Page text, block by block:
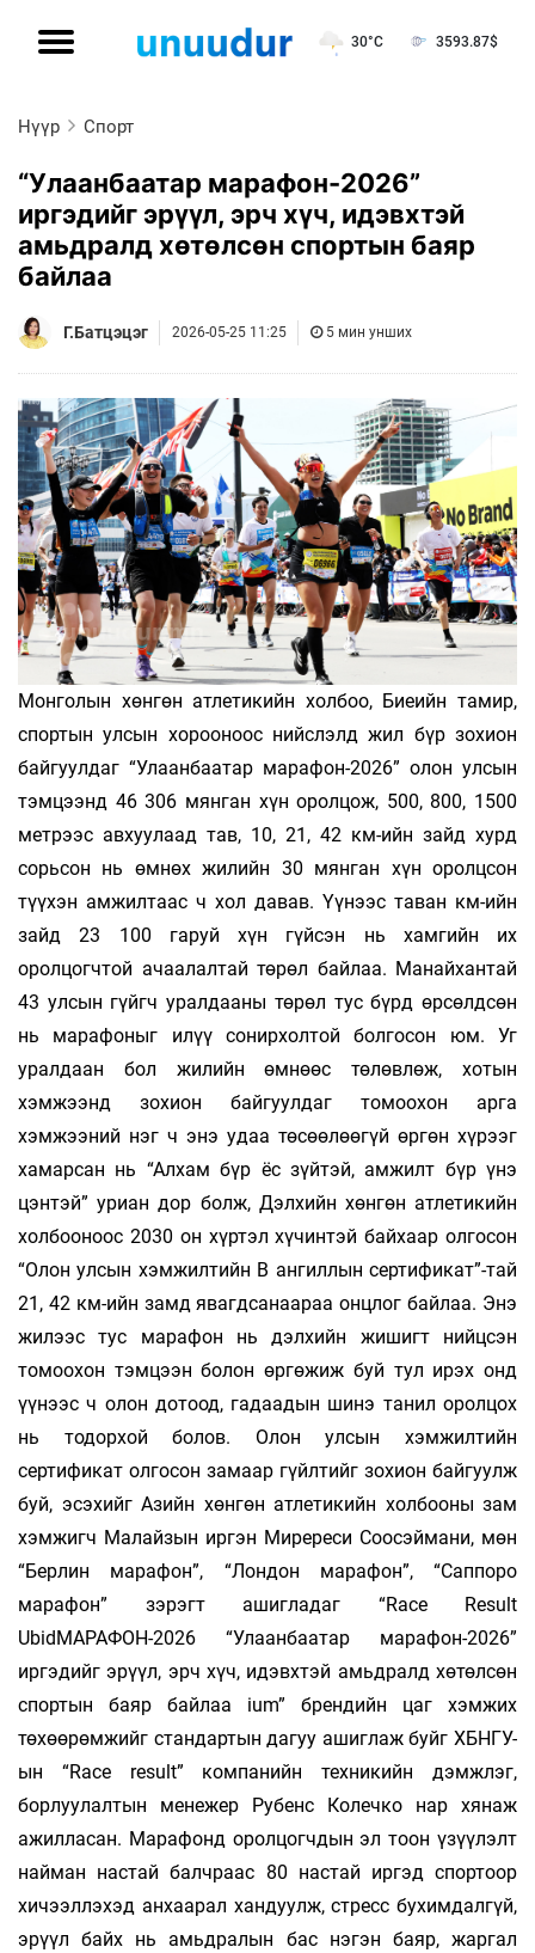
30°C 3593.87$
Нүүр Спорт
“Улаанбаатар марафон-2026”
иргэдийг эрүүл, эрч хүч, идэвхтэй
амьдралд хөтөлсөн спортын баяр
байлаа
Г.Батцэцэг 2026-05-25 11:25 5 мин унших
Монголын хөнгөн атлетикийн холбоо, Биеийн тамир,
спортын улсын хорооноос нийслэлд жил бүр зохион
байгуулдаг “Улаанбаатар марафон-2026” олон улсын
тэмцээнд 46 306 мянган хүн оролцож, 500, 800, 1500
метрээс авхуулаад тав, 10, 21, 42 км-ийн зайд хурд
сорьсон нь өмнөх жилийн 30 мянган хүн оролцсон
түүхэн амжилтаас ч хол давав. Үүнээс таван км-ийн
зайд 23 100 гаруй хүн гүйсэн нь хамгийн их
оролцогчтой ачаалалтай төрөл байлаа. Манайхантай
43 улсын гүйгч уралдааны төрөл тус бүрд өрсөлдсөн
нь марафоныг илүү сонирхолтой болгосон юм. Уг
уралдаан бол жилийн өмнөөс төлөвлөж, хотын
хэмжээнд зохион байгуулдаг томоохон арга
хэмжээний нэг ч энэ удаа төсөөлөөгүй өргөн хүрээг
хамарсан нь “Алхам бүр ёс зүйтэй, амжилт бүр үнэ
цэнтэй” уриан дор болж, Дэлхийн хөнгөн атлетикийн
холбооноос 2030 он хүртэл хүчинтэй байхаар олгосон
“Олон улсын хэмжилтийн В ангиллын сертификат”-тай
21, 42 км-ийн замд явагдсанаараа онцлог байлаа. Энэ
жилээс тус марафон нь дэлхийн жишигт нийцсэн
томоохон тэмцээн болон өргөжиж буй тул ирэх онд
үүнээс ч олон дотоод, гадаадын шинэ танил оролцох
нь тодорхой болов. Олон улсын хэмжилтийн
сертификат олгосон замаар гүйлтийг зохион байгуулж
буй, эсэхийг Азийн хөнгөн атлетикийн холбооны зам
хэмжигч Малайзын иргэн Миререси Соосэймани, мөн
“Берлин марафон”, “Лондон марафон”, “Саппоро
марафон” зэрэгт ашигладаг “Race Result
UbidМАРАФОН-2026 “Улаанбаатар марафон-2026”
иргэдийг эрүүл, эрч хүч, идэвхтэй амьдралд хөтөлсөн
спортын баяр байлаа ium” брендийн цаг хэмжих
төхөөрөмжийг стандартын дагуу ашиглаж буйг ХБНГУ-
ын “Race result” компанийн техникийн дэмжлэг,
борлуулалтын менежер Рубенс Колечко нар хянаж
ажилласан. Марафонд оролцогчдын эл тоон үзүүлэлт
найман настай балчраас 80 настай иргэд спортоор
хичээллэхэд анхаарал хандуулж, стресс бухимдалгүй,
эрүүл байх нь амьдралын бас нэгэн баяр, жаргал